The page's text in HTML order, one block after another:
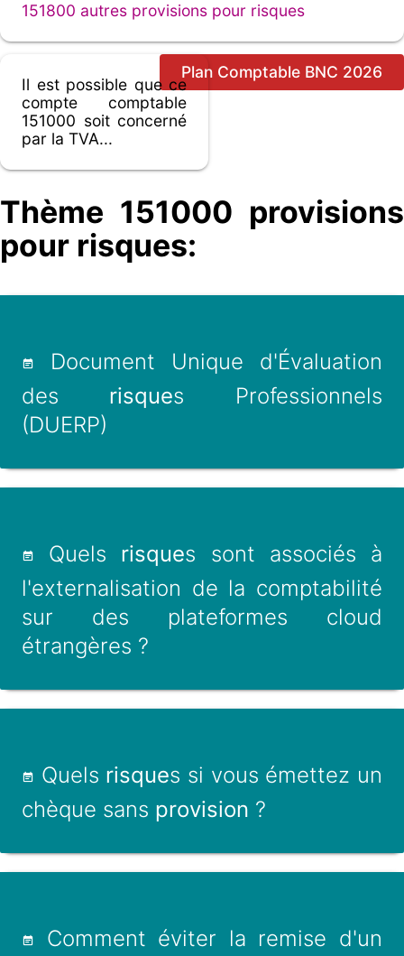
151800 autres provisions pour risques
Plan Comptable BNC 2026
Il est possible que ce
compte comptable
151000 soit concerné
par la TVA...
Thème 151000 provisions
pour risques:
Document Unique d'Évaluation
des risques Professionnels
(DUERP)
Quels risques sont associés à
l'externalisation de la comptabilité
sur des plateformes cloud
étrangères ?
Quels risques si vous émettez un
chèque sans provision ?
Comment éviter la remise d'un